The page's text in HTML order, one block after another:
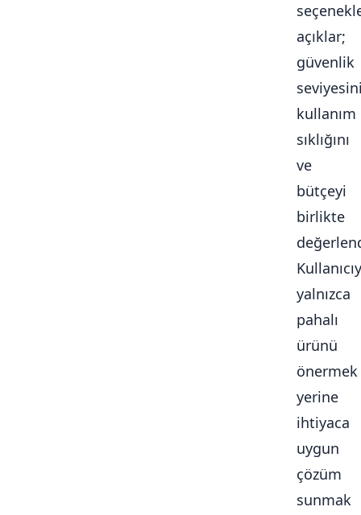
açıklar;
güvenlik
kullanım
sıklığını
ve
bütçeyi
birlikte
yalnızca
pahalı
ürünü
önermek
yerine
ihtiyaca
uygun
çözüm
sunmak